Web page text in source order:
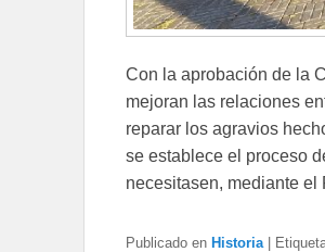
Con la aprobación de la
mejoran las relaciones
reparar los agravios
se establece el proceso
necesitasen, mediante el
Publicado en Historia